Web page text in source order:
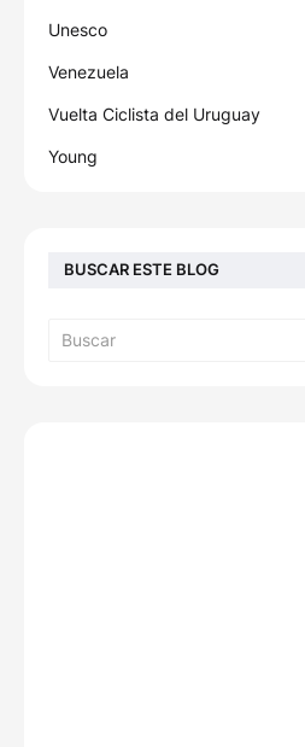
Unesco
Venezuela
Vuelta Ciclista del Uruguay
Young
BUSCAR ESTE BLOG